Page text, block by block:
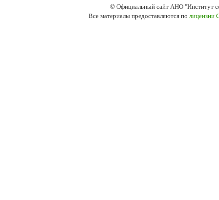
© Официальный сайт АНО "Институт
Все материалы предоставляются по лицензии